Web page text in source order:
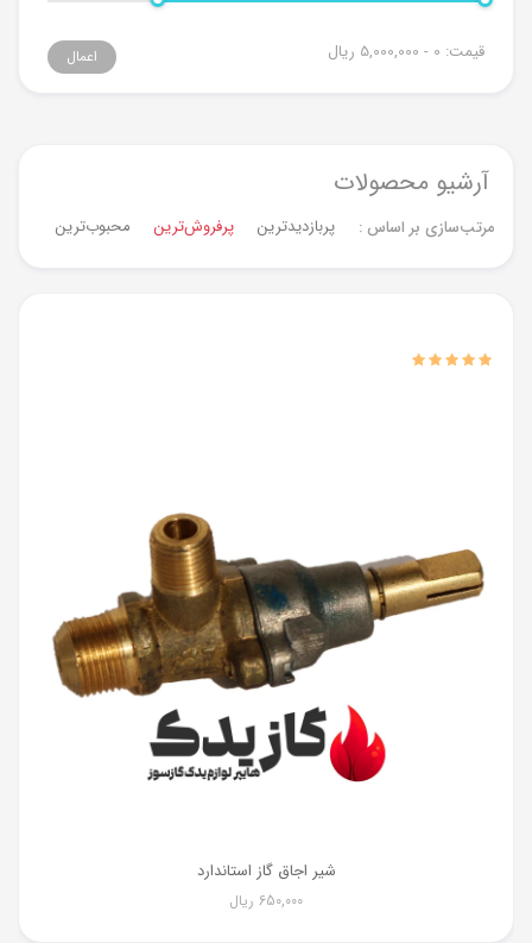
قیمت: 0 - 5,000,000 ریال اعمال
آرشیو محصولات
مرتب‌سازی بر اساس : پربازدیدترین پرفروش‌ترین‌ محبوب‌ترین
شیر اجاق گاز استاندارد
650,000 ریال